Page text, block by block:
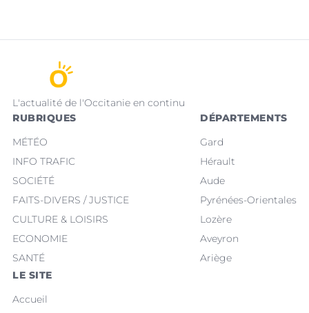
L'actualité de l'Occitanie en continu
RUBRIQUES
MÉTÉO
INFO TRAFIC
SOCIÉTÉ
FAITS-DIVERS / JUSTICE
CULTURE & LOISIRS
ECONOMIE
SANTÉ
DÉPARTEMENTS
Gard
Hérault
Aude
Pyrénées-Orientales
Lozère
Aveyron
Ariège
LE SITE
Accueil